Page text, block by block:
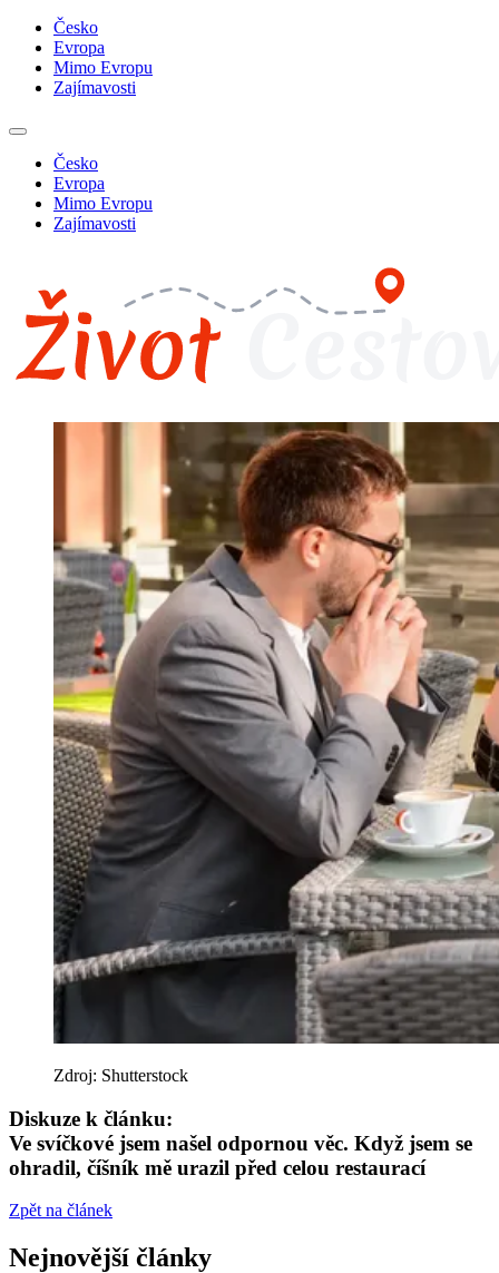
Česko
Evropa
Mimo Evropu
Zajímavosti
Česko
Evropa
Mimo Evropu
Zajímavosti
Zdroj: Shutterstock
Diskuze k článku:
Ve svíčkové jsem našel odpornou věc. Když jsem se
ohradil, číšník mě urazil před celou restaurací
Zpět na článek
Nejnovější články